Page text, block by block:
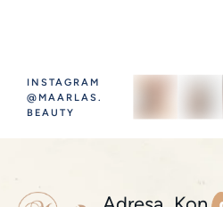
INSTAGRAM
@MAARLAS.
BEAUTY